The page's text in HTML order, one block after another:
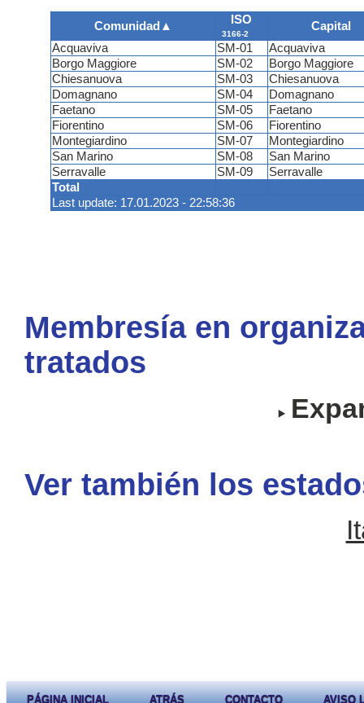
Comunidad ▲ ISO
3166-2
Capital
Total
Last update: 17.01.2023 - 22:58:36
Acquaviva SM-01
Acquaviva
Borgo Maggiore
SM-02
Borgo Maggiore
Chiesanuova
SM-03
Chiesanuova
Domagnano
SM-04
Domagnano
Faetano
SM-05
Faetano
Fiorentino
SM-06
Fiorentino
Montegiardino
SM-07
Montegiardino
San Marino
SM-08
San Marino
Serravalle
SM-09 Serravalle
Membresía en
tratados
Ver también los
PÁGINA INICIAL ATRÁS CONTACTO AVISO